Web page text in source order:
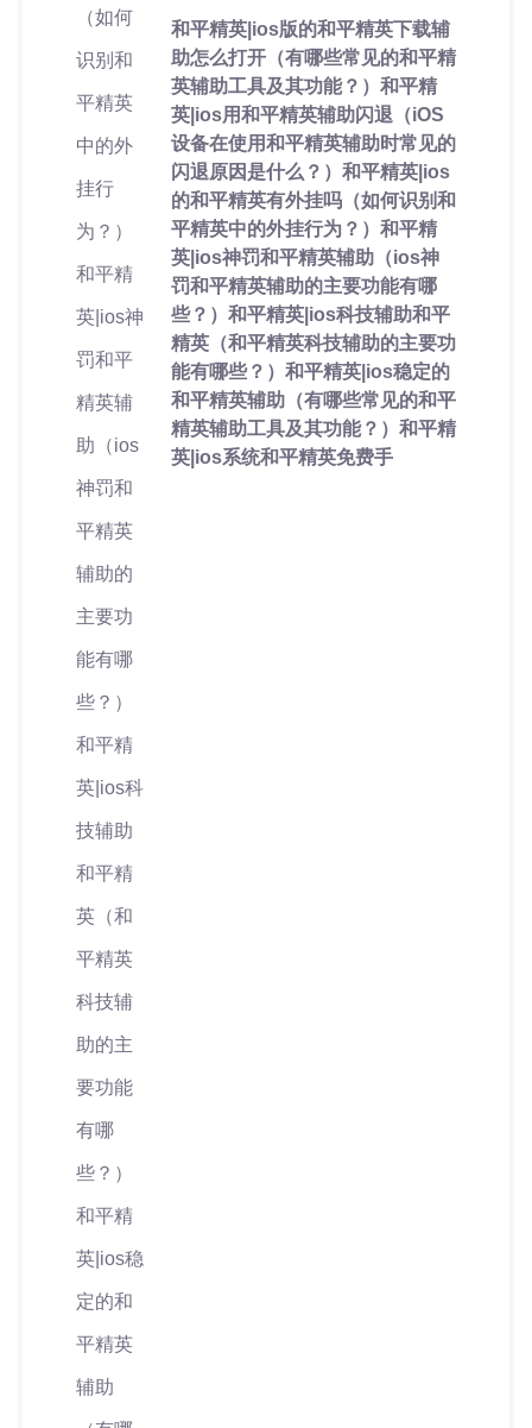
和平精英|ios版的和平精英下载辅
助怎么打开（有哪些常见的和平精
英辅助工具及其功能？）和平精
英|ios用和平精英辅助闪退（iOS
设备在使用和平精英辅助时常见的
闪退原因是什么？）和平精英|ios
的和平精英有外挂吗（如何识别和
平精英中的外挂行为？）和平精
英|ios神罚和平精英辅助（ios神
罚和平精英辅助的主要功能有哪
些？）和平精英|ios科技辅助和平
精英（和平精英科技辅助的主要功
能有哪些？）和平精英|ios稳定的
和平精英辅助（有哪些常见的和平
精英辅助工具及其功能？）和平精
英|ios系统和平精英免费手